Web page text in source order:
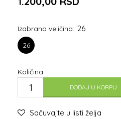
Izabrana veličina: 26
26
Količina:
DODAJ U KORPU
Sačuvajte u listi želja